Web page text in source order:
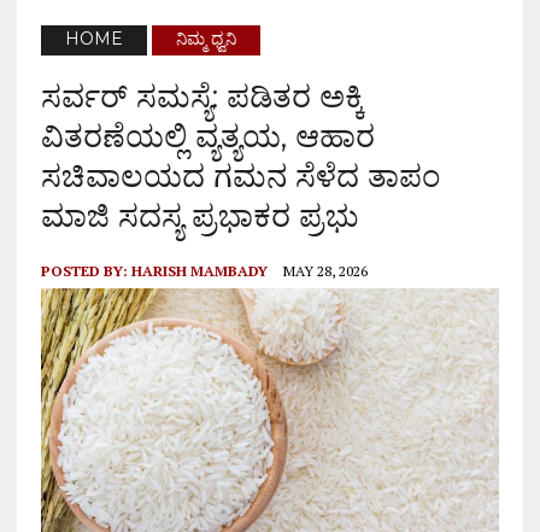
HOME ನಿಮ್ಮ ಧ್ವನಿ
ಸರ್ವರ್ ಸಮಸ್ಯೆ: ಪಡಿತರ ಅಕ್ಕಿ
ವಿತರಣೆಯಲ್ಲಿ ವ್ಯತ್ಯಯ, ಆಹಾರ
ಸಚಿವಾಲಯದ ಗಮನ ಸೆಳೆದ ತಾಪಂ
ಮಾಜಿ ಸದಸ್ಯ ಪ್ರಭಾಕರ ಪ್ರಭು
POSTED BY: HARISH MAMBADY MAY 28, 2026